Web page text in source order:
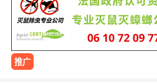
推广